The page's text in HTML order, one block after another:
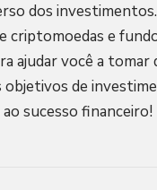
dos
criptomoedas e
ajudar você a
objetivos de
sucesso financeiro!